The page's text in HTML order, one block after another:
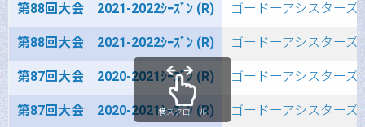
第88回大会 2021-2022ｼｰｽﾞﾝ (R) ゴードーアシスターズ
第88回大会 2021-2022ｼｰｽﾞﾝ (R) ゴードーアシスターズ
第87回大会 2020-2021ｼｰｽﾞﾝ (R) ゴードーアシスターズ
第87回大会 2020-2021ｼｰｽﾞﾝ (R) ゴードーアシスターズ
横スクロール